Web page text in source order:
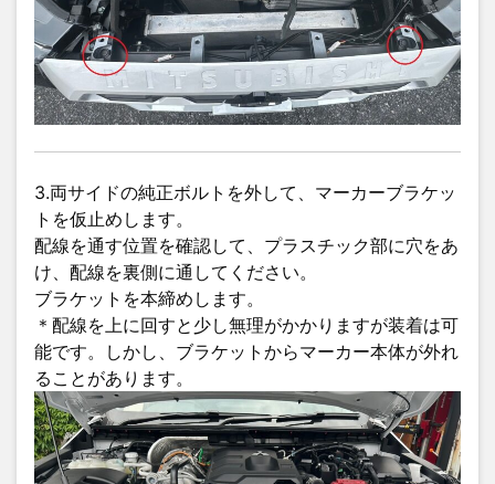
3.両サイドの純正ボルトを外して、マーカーブラケッ
トを仮止めします。
配線を通す位置を確認して、プラスチック部に穴をあ
け、配線を裏側に通してください。
ブラケットを本締めします。
＊配線を上に回すと少し無理がかかりますが装着は可
能です。しかし、ブラケットからマーカー本体が外れ
ることがあります。